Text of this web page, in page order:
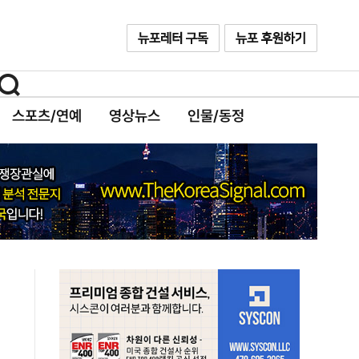
스포츠/연예 영상뉴스 인물/동정